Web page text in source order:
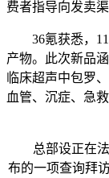
费者指导向发卖
36氪获悉，11
产物。此次新品
临床超声中包罗
血管、沉症、急
总部设正在法
布的一项查询拜